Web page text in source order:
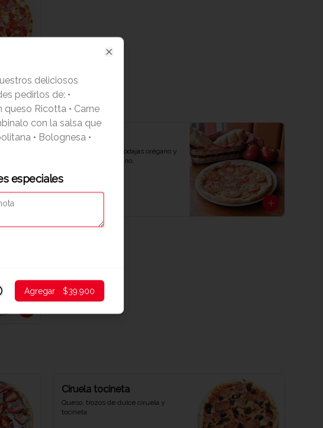
Napolitana
Queso, Tomate en rodajas orégano y
rico queso parmesano.
Ciruela tocineta
Queso, trozos de dulce ciruela y
tocineta.
deliciosos
pedirlos de: •
queso Ricotta • Carne
con la salsa que
• Bolognesa •
especiales
Agregar $39.900